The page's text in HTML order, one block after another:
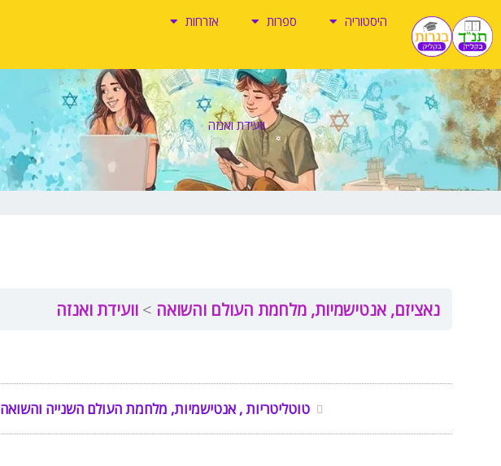
לתוכן
היסטוריה ספרות אזרחות
וועידת ואנזה
נאציזם, אנטישמיות, מלחמת העולם והשואה וועידת ואנזה
טוטליטריות , אנטישמיות, מלחמת העולם השנייה והשואה